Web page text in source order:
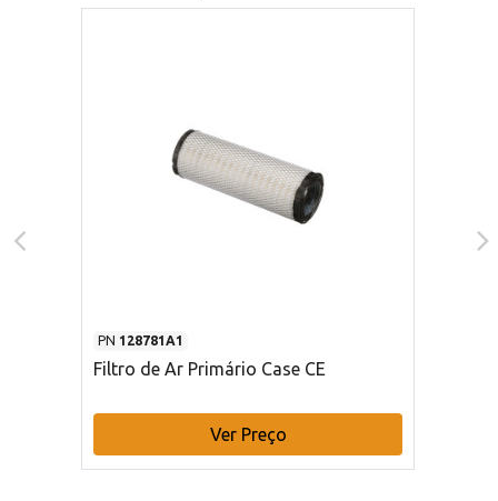
PN 128781A1
Filtro de Ar Primário Case CE
Ver Preço